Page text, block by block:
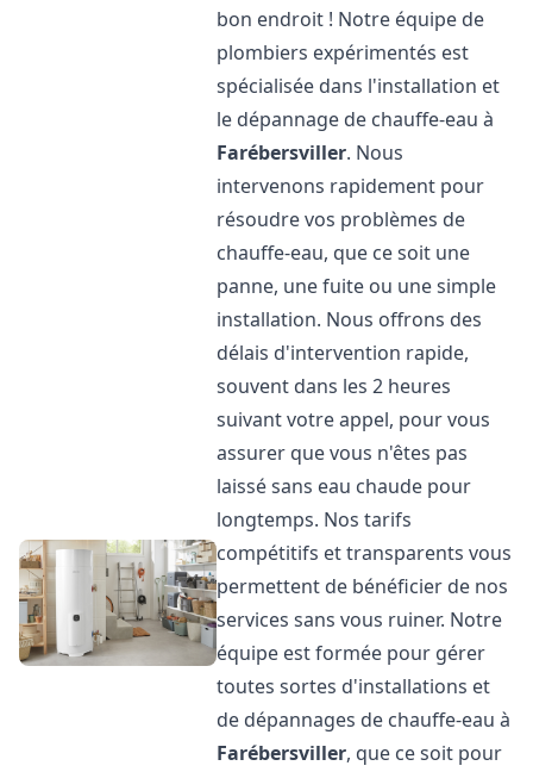
bon endroit ! Notre équipe de
plombiers expérimentés est
spécialisée dans l'installation et
le dépannage de chauffe-eau à
Farébersviller. Nous
intervenons rapidement pour
résoudre vos problèmes de
chauffe-eau, que ce soit une
panne, une fuite ou une simple
installation. Nous offrons des
délais d'intervention rapide,
souvent dans les 2 heures
suivant votre appel, pour vous
assurer que vous n'êtes pas
laissé sans eau chaude pour
longtemps. Nos tarifs
compétitifs et transparents vous
permettent de bénéficier de nos
services sans vous ruiner. Notre
équipe est formée pour gérer
toutes sortes d'installations et
de dépannages de chauffe-eau à
Farébersviller, que ce soit pour